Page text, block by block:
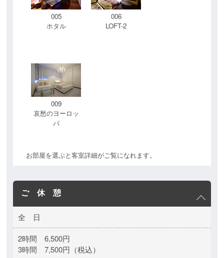
005
ホタル
006
LOFT-2
009
哀愁のヨーロッ
パ
お部屋を選ぶと客室詳細がご覧になれます。
ご 休 憩
全 日
2時間 6,500円
3時間 7,500円（税込）